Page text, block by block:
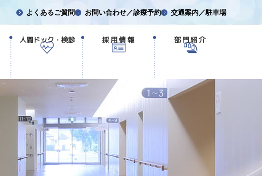
よくあるご質問 お問い合わせ／診療予約 交通案内／駐車場
人間ドック・検診 採用情報 部門紹介